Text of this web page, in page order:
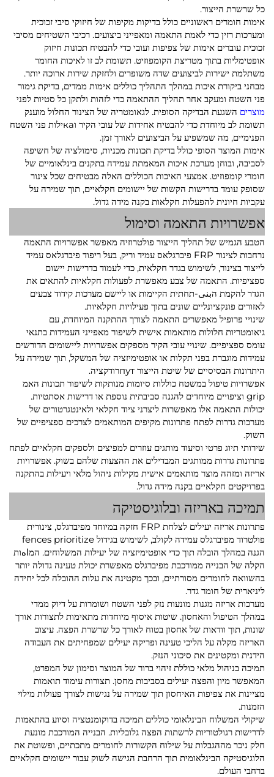
כל שרשרת הייצור.
אימות חומרים ראשוניים כולל בדיקות מקיפות של חיזוקי סיבי זכוכית
ומערכות רזין כדי לאמת התאמה ומאפייני ביצועים. רכיבי השטיחים מסיבי
זכוכית עוברים אימות של צפיפות ועובי כדי להבטיח תכונות חיזוק
אופטימליות בתוך מטריצת הקומפוזיט. תשומת לב זו לאיכות החומר
משתלמת ישירות לביצועים שדה משופרים ולחזקת שירות ארוכה יותר.
מבחני ביקורת איכות במהלך התהליך כוללים אימות ממדים, בדיקת גימור
פני השטח ומעקב אחר תהליך ההתאמה כדי לזהות ולתקן כל סטיות לפני
מוצרים השגעת הבדיקה הסופית. לגאומטריה של הצינור החלול מוענק
תשומת לב מיוחדת כדי להבטיח אחידות של עובי הקיר וкаילות פני השטח
הפנימיים, מה שמשפיע על הביצועים לאורך זמן.
אימות המוצר הסופי כולל בדיקת תכונות מכניות, סימולציה של חשיפה
לסביבה, ובוחן מערכת איכות המאמתת עמידה בתקנים בינלאומיים של
חומרי קומפוזיט. אמצעי האיכות הכוללים האלה מבטיחים שכל צינור
שסופק עומד בדרישות הקשות של יישומים חקלאיים, תוך שמירה על
עקביות חיונית להפעלות חקלאות בקנה מידה גדול.
אפשרויות התאמה וסימול
הטבע הגמיש של תהליך הייצור פולטרוזיה מאפשר אפשרויות התאמה
נרחבות לצינור FRP פיברגלאס עמיד וריק, בעל ריפוד פיברגלאס עמיד
לייצור בצינור, לשימוש בגדר חקלאית, כדי לעמוד בדרישות יישום
ספציפיות. התאמה של צבע מאפשרת לפעולות חקלאיות להתאים את
הגדר להקמת הبنى-תחתית הקיימות או ליישם מערכות קידוד צבעים
לאזורים פונקציונליים שונים בתוך פעילויות חקלאיות.
שינויי פרופיל מאפשרים התאמה לצורך ההתקנה המיוחדת, עם
גיאומטריות חלולות מותאמות אישית לשיפור מאפייני העמידות בתנאי
עומס ספציפיים. שינויי עובי הקיר מספקים אפשרויות ליישומים הדורשים
עמידות מוגברת בפני תקלות או אופטימיזציה של המשקל, תוך שמירה על
היתרונות הבסיסיים של שיטת הייצור путרודקציה.
אפשרויות טיפול במשטח כוללות סיומות מנותקות לשיפור תכונות האמ
grip וציפויים מיוחדים להגנה סביבתית נוספת או דרישות אסתטיות.
יכולות התאמה אלו מאפשרות ליצרני ציוד חקלאי ולאינטגרטורים של
מערכות גדרות לפתח פתרונות מקיפים המותאמים לצרכים ספציפיים של
השוק.
שירותי תיוג פרטי וסיעוד מותגים עוזרים למפיצים ולספקים חקלאיים לפתח
פתרונות גדרות ממותגים המבדילים את ההצעות שלהם בשוק. אפשרויות
אריזה ומזהה מוצר מותאמים אישית מקילות ניהול מלאי ויעילות בהתקנה
בפרויקטים חקלאיים בקנה מידה גדול.
תמיכה באריזה ובלוגיסטיקה
פתרונות אריזה יעילים לצלחת FRP חזקה במיוחד מפיברגלס, צינורית
פולטרוד מפיברגלס עמידה לקולב, לשימוש בגידול fences prioritize
הגנה במהלך הובלה תוך כדי אופטימיזציה של יעילות המשלוחים. המاهות
הקלה של הבנייה ממורכבת מפיברגלס מאפשרת יכולת טעינה גדולה יותר
בהשוואה לחומרים מסורתיים, ובכך מקטינה את עלות ההובלה לכל יחידה
ליניארית של חומר גדר.
מערכות אריזה מגנות מונעות נזק לפני השטח ושומרות על דיוק ממדי
במהלך הטיפול והאחסון. שיטות איסוף מיוחדות מתאימות לתצורות אורך
שונות, תוך וודאות של אחסון בטוח לאורך כל שרשרת הפצה. עיצוב
האריזה מקלה על הליכי טעינה ופריקה יעילים שמפחיתים את העבודה
הידנית ומקטינים את סיכוני הנזק.
תמיכה בניהול מלאי כוללת זיהוי ברור של המוצר וסימון של המפרט,
המאפשר מיון והפצה יעילים בסביבות מחסן. תצורות עימוד תואמות
מציינות את צפיפות האיחסון תוך שמירה על נגישות לצורך פעולות מילוי
הזמנות.
שיקולי המשלוח הבינלאומי כוללים תמיכה בדוקומנטציה וסיוע בהתאמות
לדרישות רגולטוריות לרשתות הפצה גלובליות. הבנייה המורכבת מונעת
חלק ניכר מההגבלות על שילוח הקשורות לחומרים מתכתיים, ופשוטת את
הלוגיסטיקה הבינלאומית תוך הרחבת הגישה לשוק עבור יישומים חקלאיים
ברחבי העולם.